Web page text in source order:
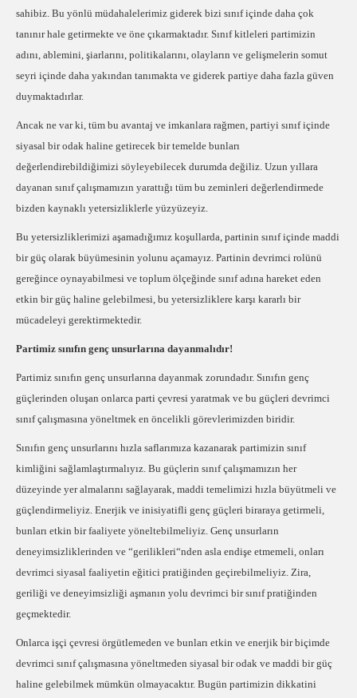
sahibiz. Bu yönlü müdahalelerimiz giderek bizi sınıf içinde daha çok
tanınır hale getirmekte ve öne çıkarmaktadır. Sınıf kitleleri partimizin
adını, ablemini, şiarlarını, politikalarını, olayların ve gelişmelerin somut
seyri içinde daha yakından tanımakta ve giderek partiye daha fazla güven
duymaktadırlar.
Ancak ne var ki, tüm bu avantaj ve imkanlara rağmen, partiyi sınıf içinde
siyasal bir odak haline getirecek bir temelde bunları
değerlendirebildiğimizi söyleyebilecek durumda değiliz. Uzun yıllara
dayanan sınıf çalışmamızın yarattığı tüm bu zeminleri değerlendirmede
bizden kaynaklı yetersizliklerle yüzyüzeyiz.
Bu yetersizliklerimizi aşamadığımız koşullarda, partinin sınıf içinde maddi
bir güç olarak büyümesinin yolunu açamayız. Partinin devrimci rolünü
gereğince oynayabilmesi ve toplum ölçeğinde sınıf adına hareket eden
etkin bir güç haline gelebilmesi, bu yetersizliklere karşı kararlı bir
mücadeleyi gerektirmektedir.
Partimiz sınıfın genç unsurlarına dayanmalıdır!
Partimiz sınıfın genç unsurlarına dayanmak zorundadır. Sınıfın genç
güçlerinden oluşan onlarca parti çevresi yaratmak ve bu güçleri devrimci
sınıf çalışmasına yöneltmek en öncelikli görevlerimizden biridir.
Sınıfın genç unsurlarını hızla saflarımıza kazanarak partimizin sınıf
kimliğini sağlamlaştırmalıyız. Bu güçlerin sınıf çalışmamızın her
düzeyinde yer almalarını sağlayarak, maddi temelimizi hızla büyütmeli ve
güçlendirmeliyiz. Enerjik ve inisiyatifli genç güçleri biraraya getirmeli,
bunları etkin bir faaliyete yöneltebilmeliyiz. Genç unsurların
deneyimsizliklerinden ve “gerilikleri“nden asla endişe etmemeli, onları
devrimci siyasal faaliyetin eğitici pratiğinden geçirebilmeliyiz. Zira,
geriliği ve deneyimsizliği aşmanın yolu devrimci bir sınıf pratiğinden
geçmektedir.
Onlarca işçi çevresi örgütlemeden ve bunları etkin ve enerjik bir biçimde
devrimci sınıf çalışmasına yöneltmeden siyasal bir odak ve maddi bir güç
haline gelebilmek mümkün olmayacaktır. Bugün partimizin dikkatini